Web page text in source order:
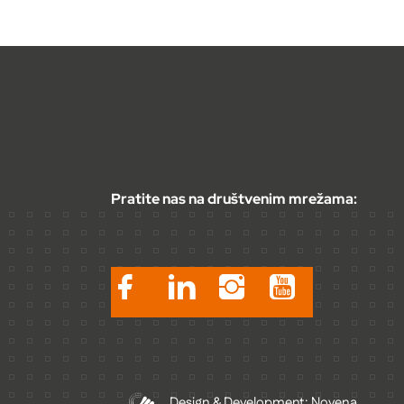
Pratite nas na društvenim mrežama: